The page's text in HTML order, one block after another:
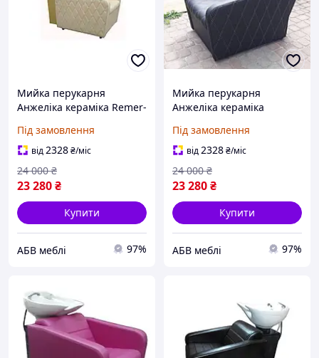
Мийка перукарня
Анжеліка кераміка Remer-
(FrizelTM)
Під замовлення
від2328₴/міс
23 280₴
24 000 ₴
Купити
АБВ меблі 97%
Мийка перукарня
Анжеліка кераміка
шкірозамінник чорний
матовий (Frizel TM)
Під замовлення
від2328₴/міс
23 280₴
24 000 ₴
Купити
АБВ меблі 97%